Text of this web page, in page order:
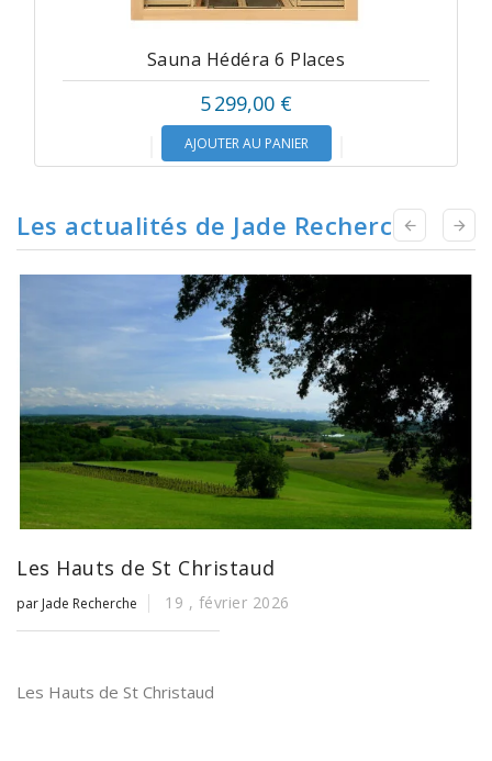
Sauna Hédéra 6 Places
5 299,00 €
AJOUTER AU PANIER
Les actualités de Jade Recherche
Les Hauts de St Christaud
par Jade Recherche 19 , février 2026
Les Hauts de St Christaud
 